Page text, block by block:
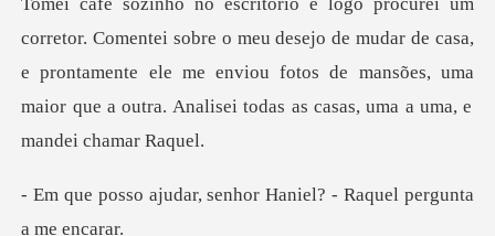
meu desejo de mudar de casa,
e prontamente ele me enviou fotos de mansões, uma
senhor Haniel? - Raque